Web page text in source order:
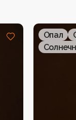
Опал